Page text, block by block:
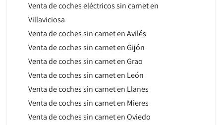
Venta de coches eléctricos sin carnet en
Villaviciosa
Venta de coches sin carnet en Avilés
Venta de coches sin carnet en Gijón
Venta de coches sin carnet en Grao
Venta de coches sin carnet en León
Venta de coches sin carnet en Llanes
Venta de coches sin carnet en Mieres
Venta de coches sin carnet en Oviedo